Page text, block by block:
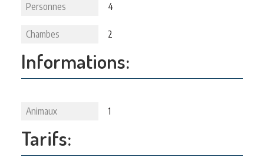
Personnes 4
Chambes 2
Informations:
Animaux 1
Tarifs: